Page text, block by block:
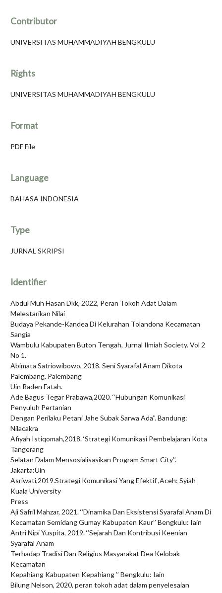
Contributor
UNIVERSITAS MUHAMMADIYAH BENGKULU
Rights
UNIVERSITAS MUHAMMADIYAH BENGKULU
Format
PDF File
Language
BAHASA INDONESIA
Type
JURNAL SKRIPSI
Identifier
Abdul Muh Hasan Dkk, 2022, Peran Tokoh Adat Dalam
Melestarikan Nilai
Budaya Pekande-Kandea Di Kelurahan Tolandona Kecamatan
Sangia
Wambulu Kabupaten Buton Tengah, Jurnal Ilmiah Society. Vol 2
No 1.
Abimata Satriowibowo, 2018. Seni Syarafal Anam Dikota
Palembang, Palembang
Uin Raden Fatah.
Ade Bagus Tegar Prabawa,2020. ‘’Hubungan Komunikasi
Penyuluh Pertanian
Dengan Perilaku Petani Jahe Subak Sarwa Ada’’. Bandung:
Nilacakra
Afiyah Istiqomah,2018. ‘Strategi Komunikasi Pembelajaran Kota
Tangerang
Selatan Dalam Mensosialisasikan Program Smart City’’.
Jakarta:Uin
Asriwati,2019.Strategi Komunikasi Yang Efektif ,Aceh: Syiah
Kuala University
Press
Aji Safril Mahzar, 2021. ‘’Dinamika Dan Eksistensi Syarafal Anam Di
Kecamatan Semidang Gumay Kabupaten Kaur’’ Bengkulu: Iain
Antri Nipi Yuspita, 2019. ‘’Sejarah Dan Kontribusi Keenian
Syarafal Anam
Terhadap Tradisi Dan Religius Masyarakat Dea Kelobak
Kecamatan
Kepahiang Kabupaten Kepahiang ’’ Bengkulu: Iain
Bilung Nelson, 2020, peran tokoh adat dalam penyelesaian